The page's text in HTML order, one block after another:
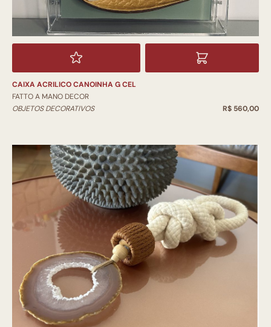
CAIXA ACRILICO CANOINHA G CEL
FATTO A MANO DECOR
OBJETOS DECORATIVOS
R$ 560,00